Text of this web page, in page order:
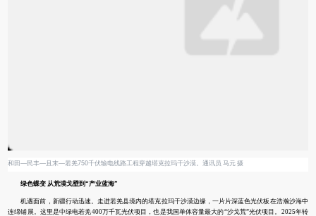
和田—民丰—且末—若羌750千伏输电线路工程穿越塔克拉玛干沙漠。通讯员 马元 摄
绿色蝶变 从荒漠戈壁到“产业蓝海”
机遇面前，新疆行动迅速。走进若羌县境内的塔克拉玛干沙漠边缘，一片片深蓝色光伏板在浩瀚沙海中
连绵铺展。这里是中绿电若羌400万千瓦光伏项目，也是我国单体容量最大的“沙戈荒”光伏项目。2025年转